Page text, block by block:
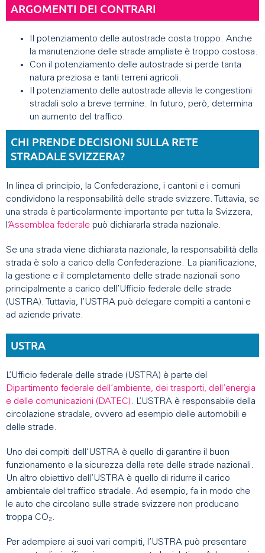
ARGOMENTI DEI CONTRARI
Il potenziamento delle autostrade costa troppo. Anche
la manutenzione delle strade ampliate è troppo costosa.
Con il potenziamento delle autostrade si perde tanta
natura preziosa e tanti terreni agricoli.
Il potenziamento delle autostrade allevia le congestioni
stradali solo a breve termine. In futuro, però, determina
un aumento del traffico.
CHI PRENDE DECISIONI SULLA RETE
STRADALE SVIZZERA?
In linea di principio, la Confederazione, i cantoni e i comuni
condividono la responsabilità delle strade svizzere. Tuttavia, se
una strada è particolarmente importante per tutta la Svizzera,
Assemblea federale può dichiararla strada nazionale.
Se una strada viene dichiarata nazionale, la responsabilità della
strada è solo a carico della Confederazione. La pianificazione,
la gestione e il completamento delle strade nazionali sono
principalmente a carico dell’Ufficio federale delle strade
(USTRA). Tuttavia, l’USTRA può delegare compiti a cantoni e
ad aziende private.
USTRA
L’Ufficio federale delle strade (USTRA) è parte del
Dipartimento federale dell’ambiente, dei trasporti, dell’energia
e delle comunicazioni (DATEC). L’USTRA è responsabile della
circolazione stradale, ovvero ad esempio delle automobili e
delle strade.
Uno dei compiti dell’USTRA è quello di garantire il buon
funzionamento e la sicurezza della rete delle strade nazionali.
Un altro obiettivo dell’USTRA è quello di ridurre il carico
ambientale del traffico stradale. Ad esempio, fa in modo che
le auto che circolano sulle strade svizzere non producano
troppa CO₂.
Per adempiere ai suoi vari compiti, l’USTRA può presentare